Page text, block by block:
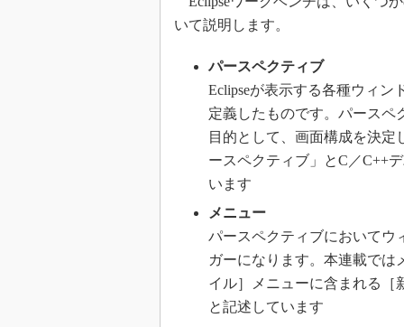
いて説明します。
パースペクティブ
Eclipseが表示する各種ウィ
定義したものです。パースペ
目的として、画面構成を決定
ースペクティブ」とC／C++
います
メニュー
パースペクティブにおいてウ
ガーになります。本連載では
イル］メニューに含まれる［
と記述しています